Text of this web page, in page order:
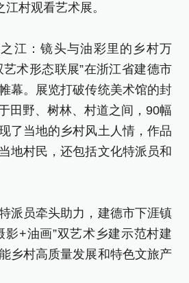
村观看艺术展。
江：镜头与油彩里的乡村万
术形态联展”在浙江省建德市
幕。展览打破传统美术馆的封
田野、树林、村道之间，90幅
了当地的乡村风土人情，作品
地村民，还包括文化特派员和
派员牵头助力，建德市下涯镇
影+油画”双艺术乡建示范村建
乡村高质量发展和特色文旅产